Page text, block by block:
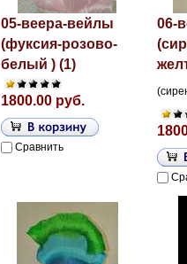
05-веера-вейлы
(фуксия-розово-
белый ) (1)
1800.00 руб.
Сравнить
06-